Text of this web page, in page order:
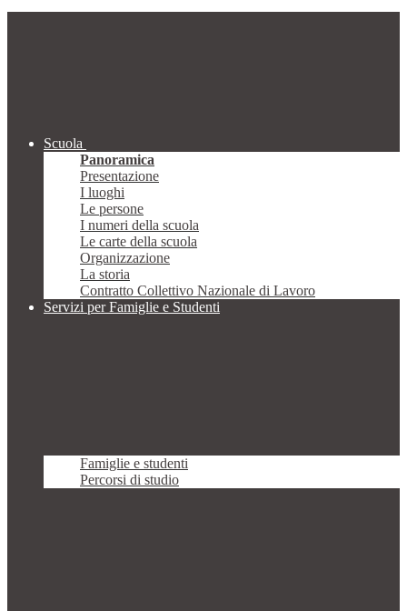
Scuola
Panoramica
Presentazione
I luoghi
Le persone
I numeri della scuola
Le carte della scuola
Organizzazione
La storia
Contratto Collettivo Nazionale di Lavoro
Servizi per Famiglie e Studenti
Famiglie e studenti
Percorsi di studio